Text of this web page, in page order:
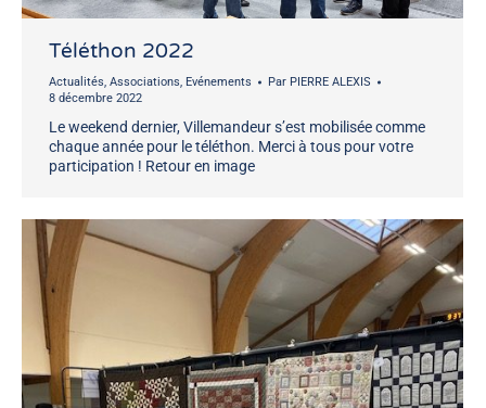
Téléthon 2022
Actualités, Associations, Evénements Par PIERRE ALEXIS
8 décembre 2022
Le weekend dernier, Villemandeur s’est mobilisée comme
chaque année pour le téléthon. Merci à tous pour votre
participation ! Retour en image